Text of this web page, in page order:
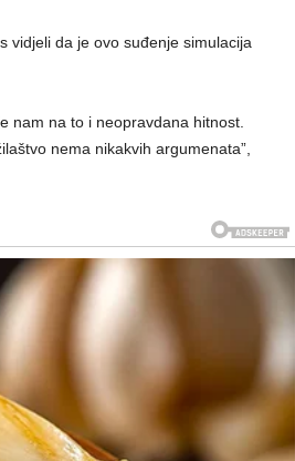
vidjeli da je ovo suđenje simulacija
nam na to i neopravdana hitnost.
nema nikakvih argumenata”,